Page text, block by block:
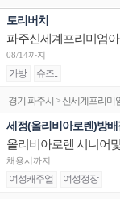
토리버치
파주신세계프리미엄
08/14까지
가방 슈즈..
경기 파주시 > 신세계프리미
세정(올리비아로렌)방배
올리비아로렌 시니어
채용시까지
여성캐주얼 여성정장